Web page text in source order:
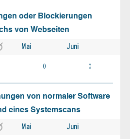
oder Blockierungen
von Webseiten
Mai Juni
0 0
von normaler Software
eines Systemscans
Mai Juni